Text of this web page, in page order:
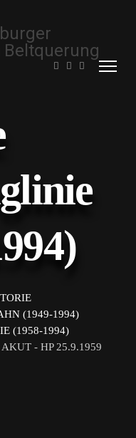
(1949-1994)
(1958-1994)
- HP 25.9.1959